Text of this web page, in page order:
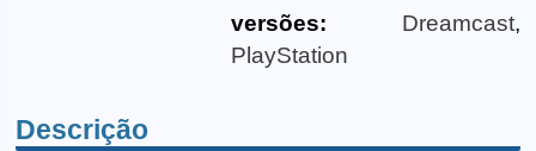
versões:
Dreamcast,
PlayStation
Descrição